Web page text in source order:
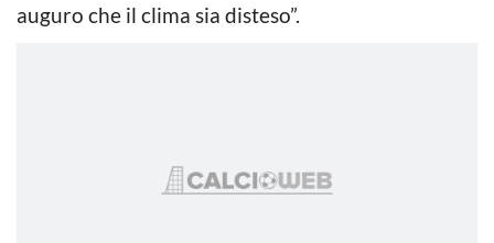
auguro che il clima sia disteso”.